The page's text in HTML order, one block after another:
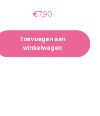
€7,90
Toevoegen aan
winkelwagen